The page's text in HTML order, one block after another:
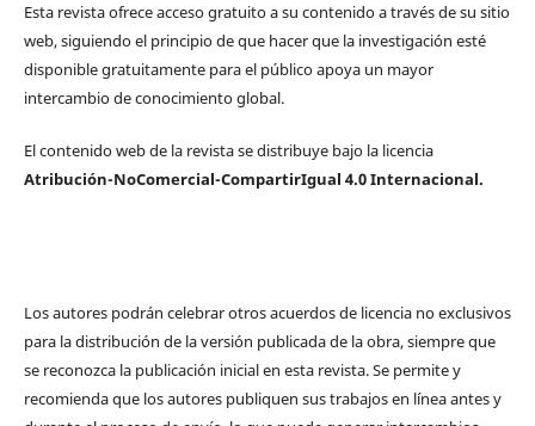
Esta revista ofrece acceso gratuito a su contenido a través de su sitio
web, siguiendo el principio de que hacer que la investigación esté
disponible gratuitamente para el público apoya un mayor
intercambio de conocimiento global.
El contenido web de la revista se distribuye bajo la licencia
Atribución-NoComercial-CompartirIgual 4.0 Internacional.
Los autores podrán celebrar otros acuerdos de licencia no exclusivos
para la distribución de la versión publicada de la obra, siempre que
se reconozca la publicación inicial en esta revista. Se permite y
recomienda que los autores publiquen sus trabajos en línea antes y